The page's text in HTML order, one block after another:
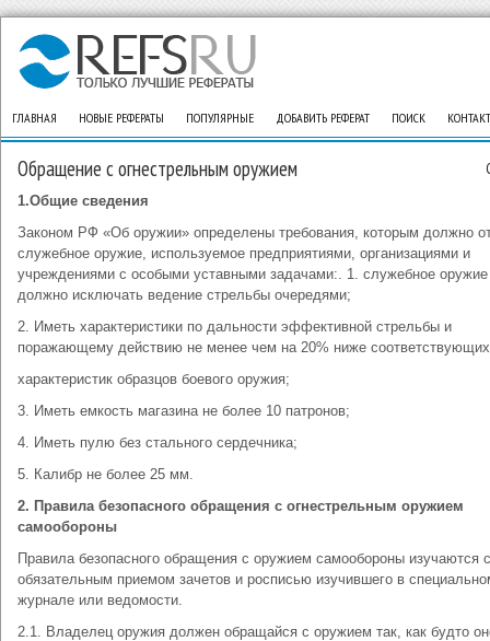
ГЛАВНАЯ НОВЫЕ РЕФЕРАТЫ ПОПУЛЯРНЫЕ ДОБАВИТЬ РЕФЕРАТ ПОИСК
Обращение с огнестрельным оружием
1.Общие сведения
Законом РФ «Об оружии» определены требования, которым должно
служебное оружие, используемое предприятиями, организациями и
учреждениями с особыми уставными задачами:. 1. служебное оружие
должно исключать ведение стрельбы очередями;
2. Иметь характеристики по дальности эффективной стрельбы и
поражающему действию не менее чем на 20% ниже соответствующих
характеристик образцов боевого оружия;
3. Иметь емкость магазина не более 10 патронов;
4. Иметь пулю без стального сердечника;
5. Калибр не более 25 мм.
2. Правила безопасного обращения с огнестрельным оружием
самообороны
Правила безопасного обращения с оружием самообороны изучаются с
обязательным приемом зачетов и росписью изучившего в
журнале или ведомости.
2.1. Владелец оружия должен обращайся с оружием так, как будто